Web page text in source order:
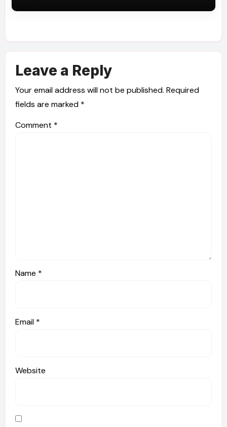
Leave a Reply
Your email address will not be published. Required
fields are marked *
Comment *
Name *
Email *
Website